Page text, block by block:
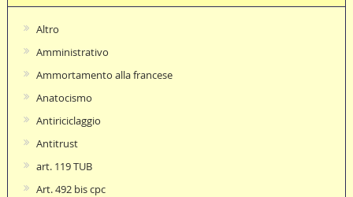
Altro
Amministrativo
Ammortamento alla francese
Anatocismo
Antiriciclaggio
Antitrust
art. 119 TUB
Art. 492 bis cpc